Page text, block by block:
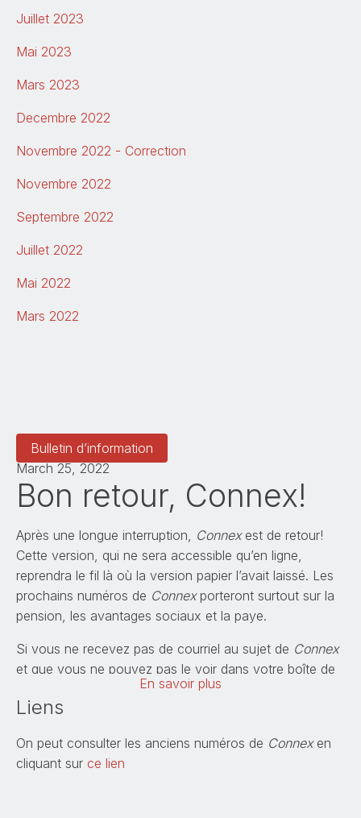
Juillet 2023
Mai 2023
Mars 2023
Decembre 2022
Novembre 2022 - Correction
Novembre 2022
Septembre 2022
Juillet 2022
Mai 2022
Mars 2022
Bulletin d’information
March 25, 2022
Bon retour, Connex!
Après une longue interruption, Connexest de retour!
Cette version, qui ne sera accessible qu’en ligne,
reprendra le fil là où la version papier l’avait laissé. Les
prochains numéros de Connexporteront surtout sur la
pension, les avantages sociaux et la paye.
Si vous ne recevez pas de courriel au sujet de Connex
et que vous ne pouvez pas le voir dans votre boîte de
réception, vérifiez si le courriel n'a pas été placé dans
la boîte de pourriels. Si vous ne le voyez toujours pas
aux dernières nouvelles et mises à jour sur la page de
laSalle de nouvelles
En savoir plus
Liens
On peut consulter les anciens numéros de Connex en
cliquant sur ce lien